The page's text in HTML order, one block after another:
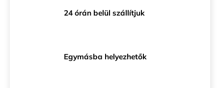
24 órán belül szállítjuk
Egymásba helyezhetők